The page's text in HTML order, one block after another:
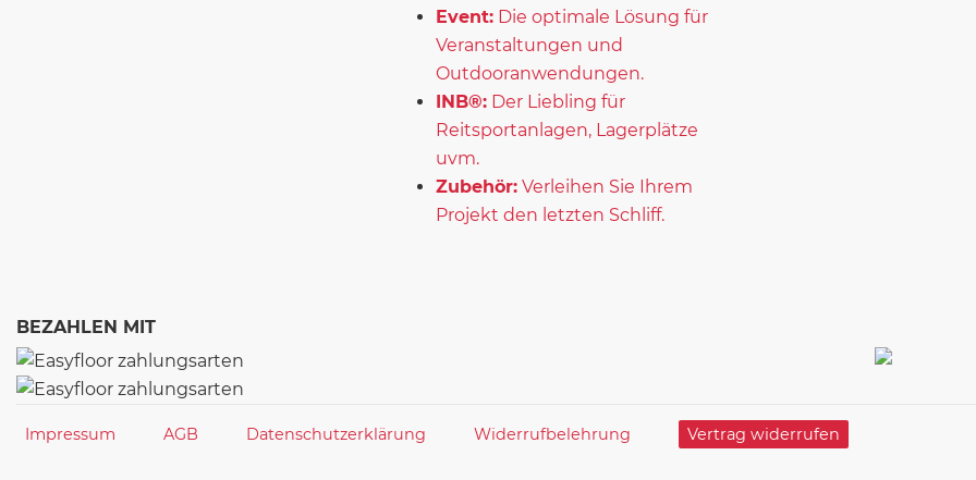
Event: Die optimale Lösung für
Veranstaltungen und
Outdooranwendungen.
INB®: Der Liebling für
Reitsportanlagen, Lagerplätze
uvm.
Zubehör: Verleihen Sie Ihrem
Projekt den letzten Schliff.
BEZAHLEN MIT
Impressum AGB Datenschutzerklärung Widerrufbelehrung Vertrag widerrufen